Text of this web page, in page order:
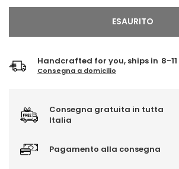
ESAURITO
Handcrafted for you, ships in 8-
Consegna a domicilio
Consegna gratuita in tutta
Italia
Pagamento alla consegna